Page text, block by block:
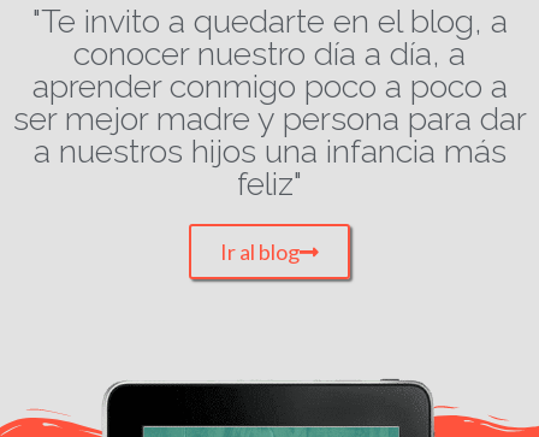
"Te invito a quedarte en el blog, a
conocer nuestro día a día, a
aprender conmigo poco a poco a
ser mejor madre y persona para dar
a nuestros hijos una infancia más
feliz"
Ir al blog